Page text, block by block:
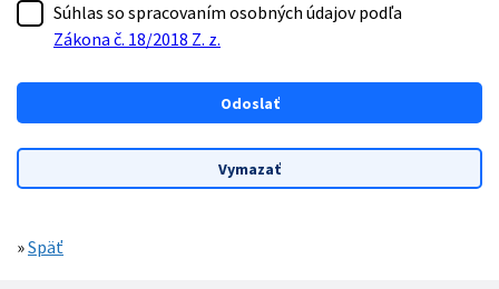
Súhlas so spracovaním osobných údajov podľa
Zákona č. 18/2018 Z. z.
»Späť